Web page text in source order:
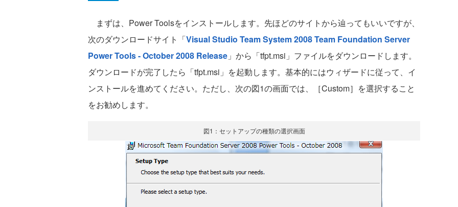
まずは、Power Toolsをインストールします。先ほどのサイトから辿ってもいいですが、
次のダウンロードサイト「Visual Studio Team System 2008 Team Foundation Server
Power Tools - October 2008 Release 」から「tfpt.msi」ファイルをダウンロードします。
ダウンロードが完了したら「tfpt.msi」を起動します。基本的にはウィザードに従って、イ
ンストールを進めてください。ただし、次の図1の画面では、［Custom］を選択すること
をお勧めします。
図1：セットアップの種類の選択画面